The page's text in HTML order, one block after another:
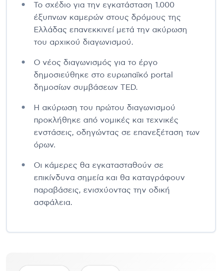
Το σχέδιο για την εγκατάσταση 1.000
έξυπνων καμερών στους δρόμους της
Ελλάδας επανεκκινεί μετά την ακύρωση
του αρχικού διαγωνισμού.
Ο νέος διαγωνισμός για το έργο
δημοσιεύθηκε στο ευρωπαϊκό portal
δημοσίων συμβάσεων TED.
Η ακύρωση του πρώτου διαγωνισμού
προκλήθηκε από νομικές και τεχνικές
ενστάσεις, οδηγώντας σε επανεξέταση των
όρων.
Οι κάμερες θα εγκατασταθούν σε
επικίνδυνα σημεία και θα καταγράφουν
παραβάσεις, ενισχύοντας την οδική
ασφάλεια.